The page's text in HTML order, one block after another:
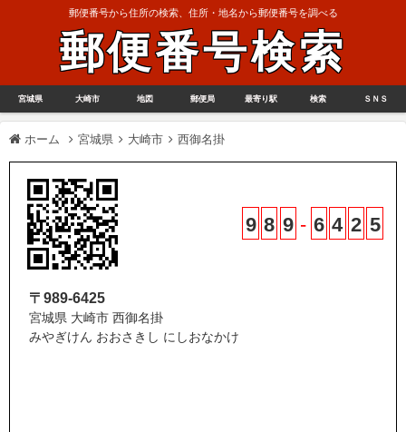
郵便番号から住所の検索、住所・地名から郵便番号を調べる
郵便番号検索
宮城県 大崎市 地図 郵便局 最寄り駅 検索 ＳＮＳ
ホーム 宮城県 大崎市 西御名掛
9 8 9 - 6 4 2 5
〒989-6425
宮城県 大崎市 西御名掛
みやぎけん おおさきし にしおなかけ